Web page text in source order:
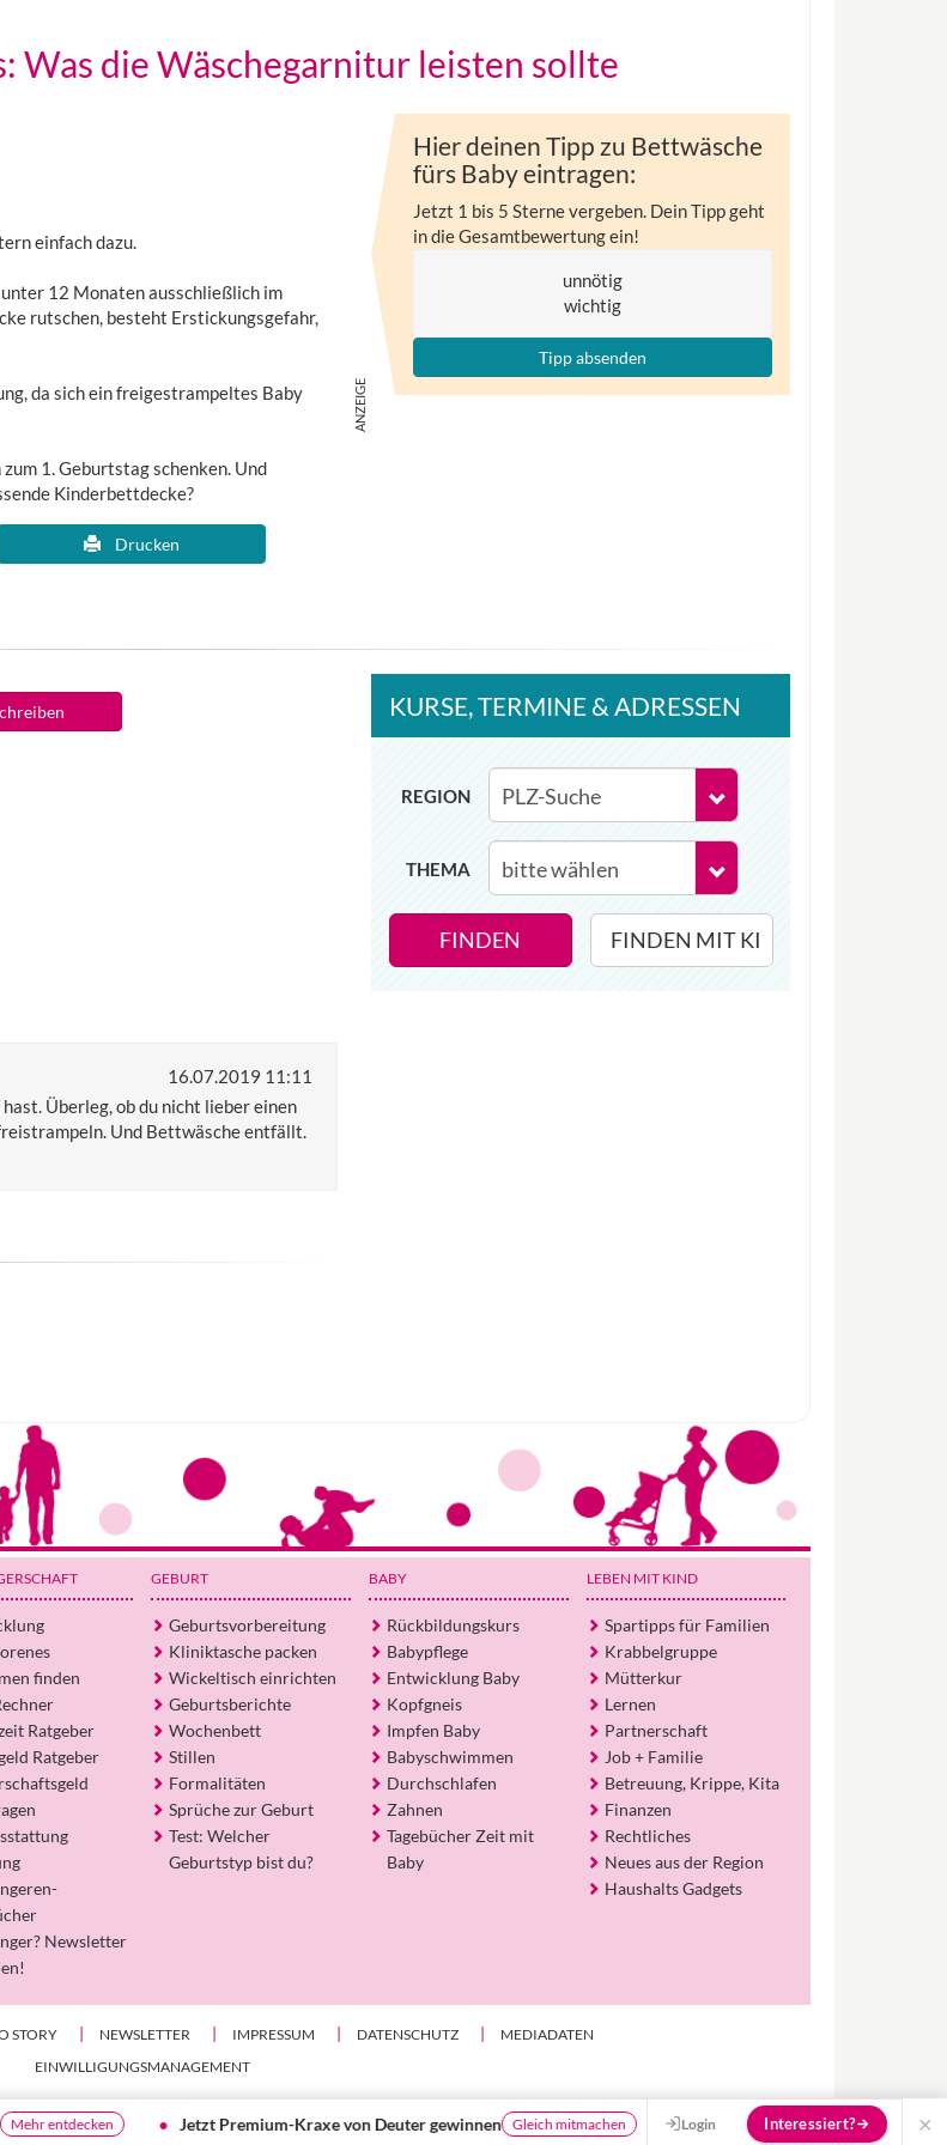
Was die Wäschegarnitur leisten sollte
einfach dazu.
12 Monaten ausschließlich im
rutschen, besteht Erstickungsgefahr,
da sich ein freigestrampeltes Baby
1. Geburtstag schenken. Und
Kinderbettdecke?
Drucken
Hier deinen Tipp zu Bettwäsche
fürs Baby eintragen:
Jetzt 1 bis 5 Sterne vergeben. Dein Tipp geht
in die Gesamtbewertung ein!
unnötig
wichtig
Tipp absenden
16.07.2019 11:11
Überleg, ob du nicht lieber einen
Und Bettwäsche entfällt.
KURSE, TERMINE & ADRESSEN
REGION
THEMA
FINDEN FINDEN MIT KI
finden
Ratgeber
Ratgeber
Newsletter
GEBURT
Geburtsvorbereitung
Kliniktasche packen
Wickeltisch einrichten
Geburtsberichte
Wochenbett
Stillen
Formalitäten
Sprüche zur Geburt
Test: Welcher
Geburtstyp bist du?
BABY
Rückbildungskurs
Babypflege
Entwicklung Baby
Kopfgneis
Impfen Baby
Babyschwimmen
Durchschlafen
Zahnen
Tagebücher Zeit mit
Baby
LEBEN MIT KIND
Spartipps für Familien
Krabbelgruppe
Mütterkur
Lernen
Partnerschaft
Job + Familie
Betreuung, Krippe, Kita
Finanzen
Rechtliches
Neues aus der Region
Haushalts Gadgets
STORY NEWSLETTER IMPRESSUM DATENSCHUTZ
MEDIADATEN
EINWILLIGUNGSMANAGEMENT
© kidsgo 2026
Wir haben Deutschlands ersten
Eltern-Avatar für dich geschaffen!
Egal, welche Frage du hast rund ums
Elternwerden und Elternsein, Kurse, Tipps
und Empfehlungen von Experten.
Hier bekommst du Antworten!
Hilf uns, den Avatar mit deinen Fragen zu
Stück besser zu machen!
Jetzt Premium-Kraxe von Deuter gewinnen Gleich mitmachen Haushaltshelfer entlasten Familien Mehr erfahren
Login Interessiert? ×